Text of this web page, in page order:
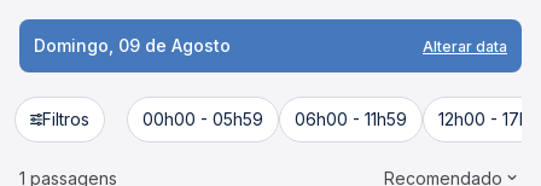
Domingo, 09 de Agosto Alterar data
Filtros 00h00 - 05h59 06h00 - 11h59 12h00 -
1 passagens Recomendado